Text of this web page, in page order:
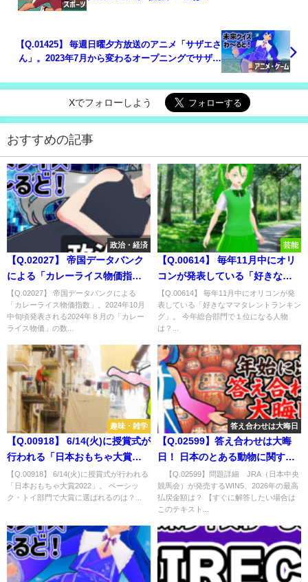
【Q.01425】 毎週日曜夕方放送のアニメ「サザエさ
ん」。2023年7月から変わるオープニングでサザエ
Xでフォローしよう
おすすめの記事
政治・経済
【Q.02027】 帝国データバンク
による「カレーライス物価指
数」。2024年10月中旬頃発表さ
れる2024年８月の「カレーライ
ス物価」の数値は？
【Q.02027】 帝国データバンクによる
「カレーライス物価指数」。2024年10月
中旬頃発表される2024年８月の「カレー
ライス物価」の数...
芸能
【Q.00614】 毎年11月中にオリ
コンが発表している「好きなマ
マタレントランキング」。 今年
総合部門で１位になる人物は？
【Q.00614】 毎年11月中にオリコンが発
表している「好きなママタレントランキン
グ」。 今年総合部門で１位になる人物
は？...
趣味・雑学
【Q.00918】 6/14(火)に授賞式が
行われる「日本おもちゃ大賞
2022」。 ベーシック・トイ部門
で大賞に選ばれるのは？
【Q.00918】 6/14(火)に授賞式が行われる
「日本おもちゃ大賞2022」。 ベーシッ
ク・トイ部門で大賞に選ばれるのは？...
答え合わせは大晦日
【Q.02599】答え合わせは大晦
日！ 日本のとある動物に関する
問題
【Q.02599】問題詳細 JRA（日本中央
競馬会）が発売するWIN5、2026年の最高
払戻金額は？ 【すぐに解答したい場合は
このテキスト...